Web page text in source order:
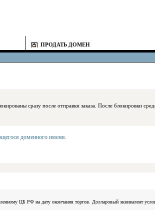
ПРОДАТЬ ДОМЕН
заказа. После блокировки средств отказаться
доменного имени.
ЦБ РФ на дату окончания торгов. Долларовый эквивалент